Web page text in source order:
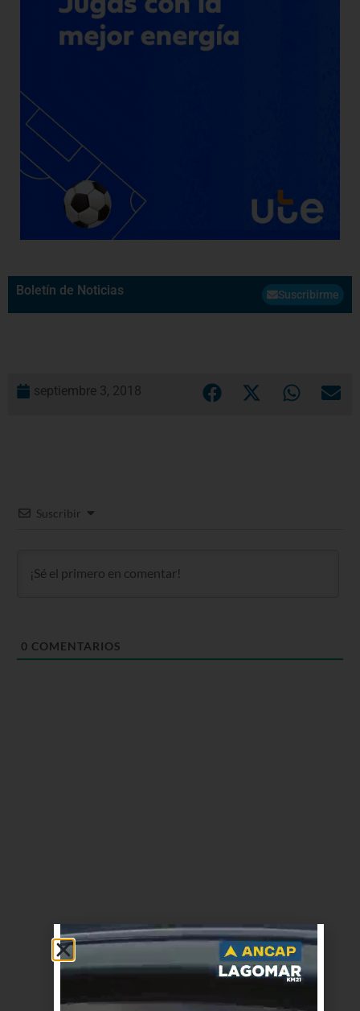
Boletín de Noticias Suscribirme
septiembre 3, 2018
Suscribir
0 COMENTARIOS